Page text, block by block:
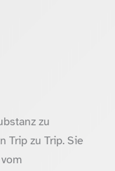
zu
Trip zu Trip. Sie